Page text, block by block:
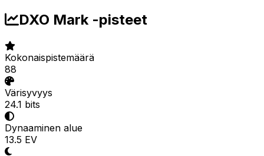
DXO Mark -pisteet
Kokonaispistemäärä
88
Värisyvyys
24.1 bits
Dynaaminen alue
13.5 EV